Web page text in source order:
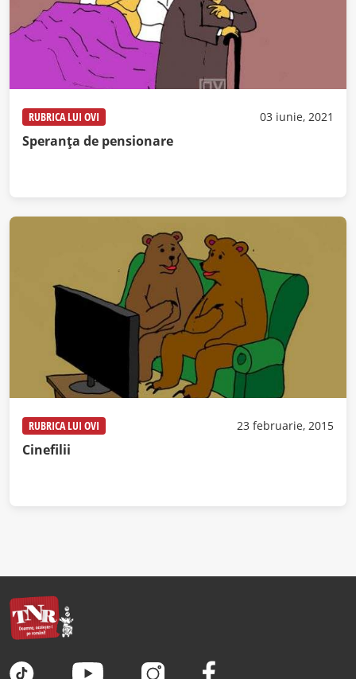
RUBRICA LUI OVI 03 iunie, 2021
Speranța de pensionare
RUBRICA LUI OVI 23 februarie, 2015
Cinefilii